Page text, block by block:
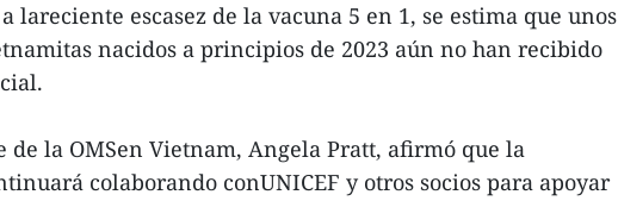
lareciente escasez de la vacuna 5 en 1, se estima que unos
nacidos a principios de 2023 aún no han recibido
de la OMSen Vietnam, Angela Pratt, afirmó que la
colaborando conUNICEF y otros socios para apoyar